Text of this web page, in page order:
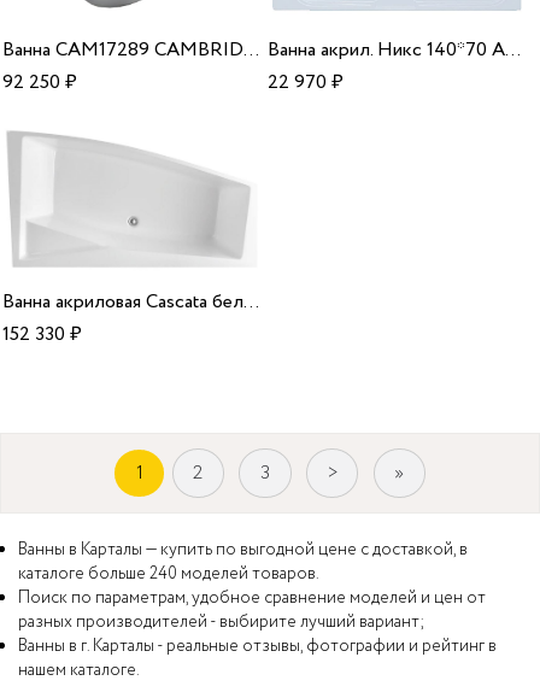
Ванна CAM17289 CAMBRIDGE 1720*890*570 Azario
92 250₽
Ванна акрил. Никс 140*70 Aquavel
22 970₽
Ванна акриловая Cascata белая 180*100*58 R Alparini
152 330₽
1 2 3 > »
Ванны в Карталы — купить по выгодной цене с доставкой, в
каталоге больше 240 моделей товаров.
Поиск по параметрам, удобное сравнение моделей и цен от
разных производителей - выбирите лучший вариант;
Ванны в г. Карталы - реальные отзывы, фотографии и рейтинг в
нашем каталоге.